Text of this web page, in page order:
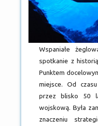
Wspaniałe
spotkanie z
Punktem
miejsce. Od
przez blisko 50
wojskową. Była
znaczeniu